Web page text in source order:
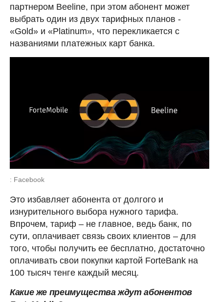
партнером Beeline, при этом абонент может
выбрать один из двух тарифных планов -
«Gold» и «Platinum», что перекликается с
названиями платежных карт банка.
: Facebook
Это избавляет абонента от долгого и
изнурительного выбора нужного тарифа.
Впрочем, тариф – не главное, ведь банк, по
сути, оплачивает связь своих клиентов – для
того, чтобы получить ее бесплатно, достаточно
оплачивать свои покупки картой ForteBank на
100 тысяч тенге каждый месяц.
Какие же преимущества ждут абонентов